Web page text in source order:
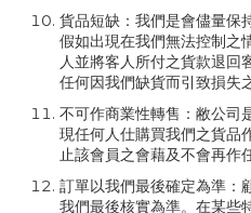
貨品短缺：我們是會儘量保
假如出現在我們無法控制之
人並將客人所付之貨款退回
任何因我們缺貨而引致損失
不可作商業性轉售：敝公司
現任何人仕購買我們之貨品
止該會員之會藉及不會再作
訂單以我們最後確定為準：
我們最後核實為準。在某些